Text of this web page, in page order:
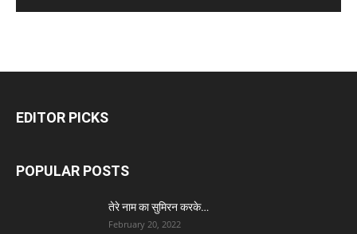
EDITOR PICKS
POPULAR POSTS
तेरे नाम का सुमिरन करके…
February 20, 2022